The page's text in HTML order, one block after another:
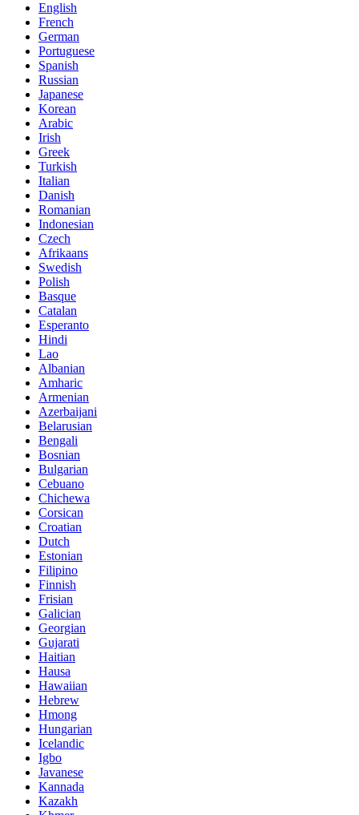
English
French
German
Portuguese
Spanish
Russian
Japanese
Korean
Arabic
Irish
Greek
Turkish
Italian
Danish
Romanian
Indonesian
Czech
Afrikaans
Swedish
Polish
Basque
Catalan
Esperanto
Hindi
Lao
Albanian
Amharic
Armenian
Azerbaijani
Belarusian
Bengali
Bosnian
Bulgarian
Cebuano
Chichewa
Corsican
Croatian
Dutch
Estonian
Filipino
Finnish
Frisian
Galician
Georgian
Gujarati
Haitian
Hausa
Hawaiian
Hebrew
Hmong
Hungarian
Icelandic
Igbo
Javanese
Kannada
Kazakh